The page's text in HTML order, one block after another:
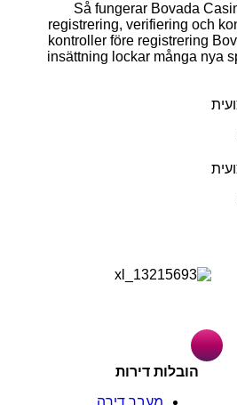
Så fungerar Bovada
registrering, verifiering och
kontroller före registrering
insättning lockar många nya
הובלות דירות
מעבר דירה